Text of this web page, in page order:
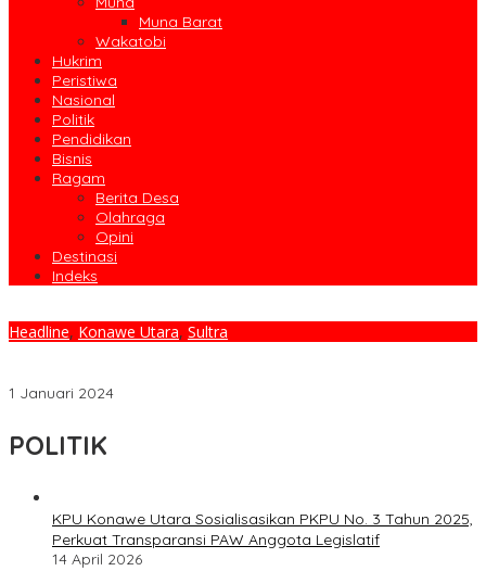
Muna Barat
Wakatobi
Hukrim
Peristiwa
Nasional
Politik
Pendidikan
Bisnis
Ragam
Berita Desa
Olahraga
Opini
Destinasi
Indeks
Headline, Konawe Utara, Sultra
1 Januari 2024
POLITIK
KPU Konawe Utara Sosialisasikan PKPU No. 3 Tahun 2025,
Perkuat Transparansi PAW Anggota Legislatif
14 April 2026